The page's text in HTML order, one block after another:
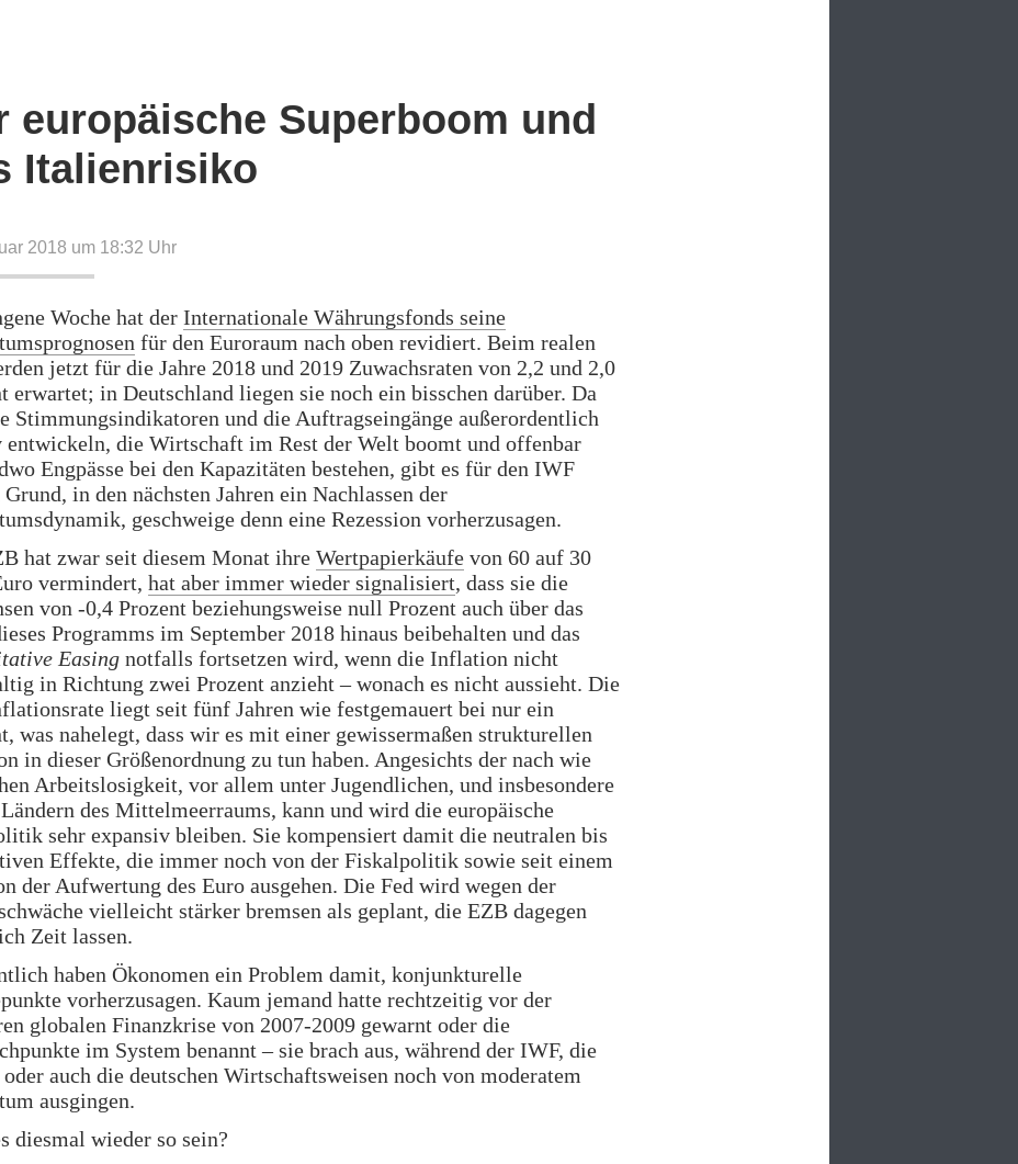
europäische Superboom und
Italienrisiko
2018 um 18:32 Uhr
Woche hat der Internationale Währungsfonds seine
für den Euroraum nach oben revidiert. Beim realen
jetzt für die Jahre 2018 und 2019 Zuwachsraten von 2,2 und 2,0
erwartet; in Deutschland liegen sie noch ein bisschen darüber. Da
Stimmungsindikatoren und die Auftragseingänge außerordentlich
die Wirtschaft im Rest der Welt boomt und offenbar
Engpässe bei den Kapazitäten bestehen, gibt es für den IWF
in den nächsten Jahren ein Nachlassen der
geschweige denn eine Rezession vorherzusagen.
hat zwar seit diesem Monat ihre Wertpapierkäufe von 60 auf 30
vermindert, hat aber immer wieder signalisiert, dass sie die
von -0,4 Prozent beziehungsweise null Prozent auch über das
Programms im September 2018 hinaus beibehalten und das
Easing notfalls fortsetzen wird, wenn die Inflation nicht
in Richtung zwei Prozent anzieht – wonach es nicht aussieht. Die
liegt seit fünf Jahren wie festgemauert bei nur ein
was nahelegt, dass wir es mit einer gewissermaßen strukturellen
in dieser Größenordnung zu tun haben. Angesichts der nach wie
Arbeitslosigkeit, vor allem unter Jugendlichen, und insbesondere
des Mittelmeerraums, kann und wird die europäische
sehr expansiv bleiben. Sie kompensiert damit die neutralen bis
Effekte, die immer noch von der Fiskalpolitik sowie seit einem
der Aufwertung des Euro ausgehen. Die Fed wird wegen der
vielleicht stärker bremsen als geplant, die EZB dagegen
Zeit lassen.
haben Ökonomen ein Problem damit, konjunkturelle
vorherzusagen. Kaum jemand hatte rechtzeitig vor der
globalen Finanzkrise von 2007-2009 gewarnt oder die
im System benannt – sie brach aus, während der IWF, die
auch die deutschen Wirtschaftsweisen noch von moderatem
ausgingen.
diesmal wieder so sein?